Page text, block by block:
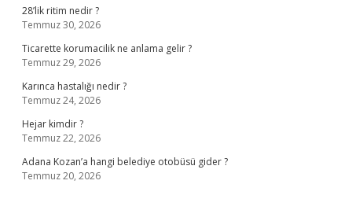
28’lik ritim nedir ?
Temmuz 30, 2026
Ticarette korumacilik ne anlama gelir ?
Temmuz 29, 2026
Karınca hastalığı nedir ?
Temmuz 24, 2026
Hejar kimdir ?
Temmuz 22, 2026
Adana Kozan’a hangi belediye otobüsü gider ?
Temmuz 20, 2026